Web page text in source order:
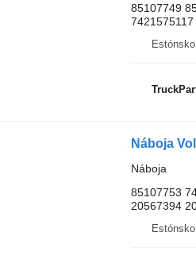
85107749
7421575117
Náboja
Náboja
85107753
20567394